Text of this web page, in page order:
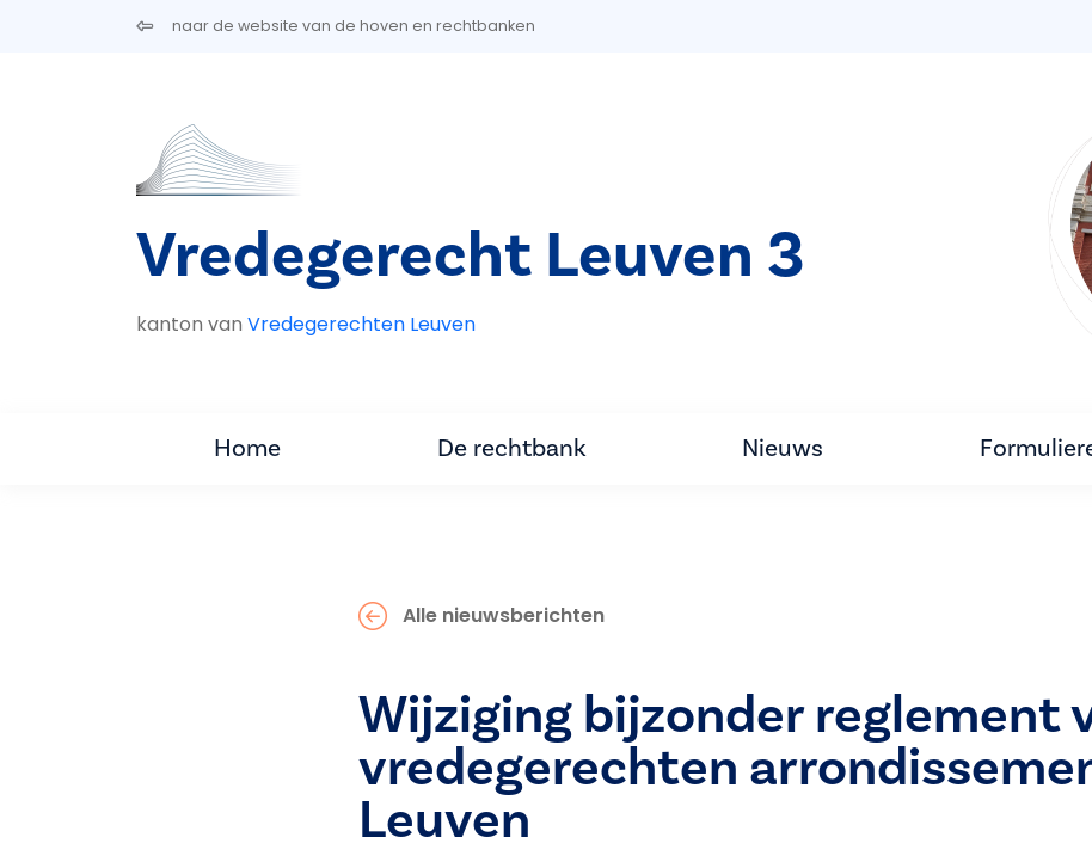
Overslaan en naar de inhoud gaannaar de website van de hoven en rechtbanken
Vredegerecht Leuven 3
kanton van Vredegerechten Leuven
Home De rechtbank Nieuws
Alle nieuwsberichten
Wijziging bijzonder reglement
vredegerechten
Leuven